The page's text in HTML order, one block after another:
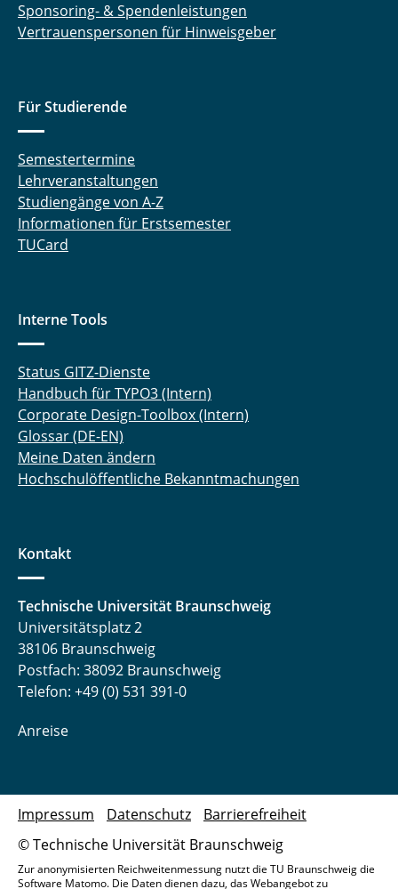
Sponsoring- & Spendenleistungen
Vertrauenspersonen für Hinweisgeber
Für Studierende
Semestertermine
Lehrveranstaltungen
Studiengänge von A-Z
Informationen für Erstsemester
TUCard
Interne Tools
Status GITZ-Dienste
Handbuch für TYPO3 (Intern)
Corporate Design-Toolbox (Intern)
Glossar (DE-EN)
Meine Daten ändern
Hochschulöffentliche Bekanntmachungen
Kontakt
Technische Universität Braunschweig
Universitätsplatz 2
38106 Braunschweig
Postfach: 38092 Braunschweig
Telefon: +49 (0) 531 391-0
Anreise
© Technische Universität Braunschweig
Impressum Datenschutz Barrierefreiheit
Zur anonymisierten Reichweitenmessung nutzt die TU Braunschweig die
Software Matomo. Die Daten dienen dazu, das Webangebot zu